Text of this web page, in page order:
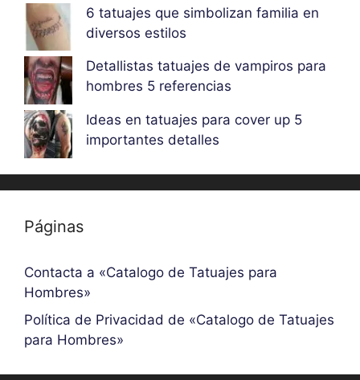
6 tatuajes que simbolizan familia en
diversos estilos
Detallistas tatuajes de vampiros para
hombres 5 referencias
Ideas en tatuajes para cover up 5
importantes detalles
Páginas
Contacta a «Catalogo de Tatuajes para
Hombres»
Política de Privacidad de «Catalogo de Tatuajes
para Hombres»